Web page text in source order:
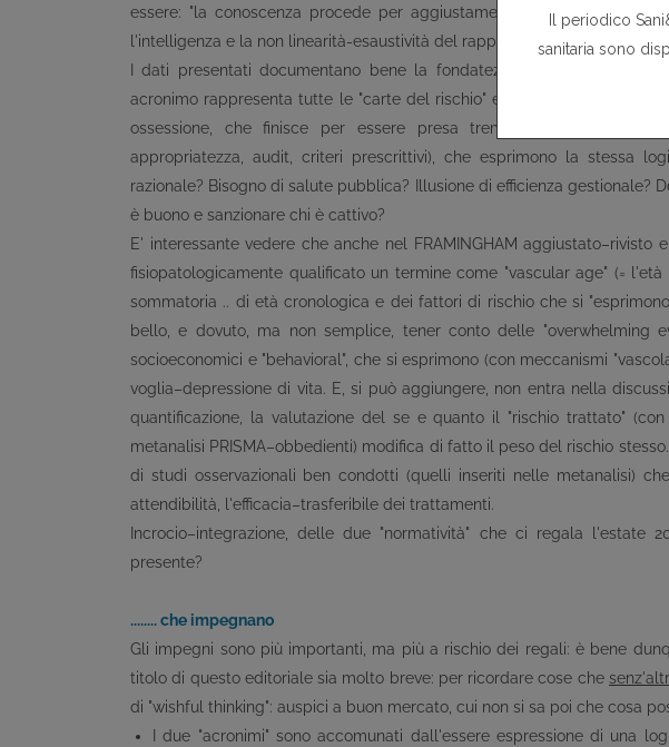
essere: "la conoscenza procede per aggiustamenti, che devono
l'intelligenza e la non linearità-esaustività del rapporto tra risultati
I dati presentati documentano bene la fondatezza di questa
acronimo rappresenta tutte le "carte del rischio" e loro equivalenti
ossessione, che finisce per essere presa tremendamente sul
appropriatezza, audit, criteri prescrittivi), che esprimono la stessa
razionale? Bisogno di salute pubblica? Illusione di efficienza gestionale?
è buono e sanzionare chi è cattivo?
E' interessante vedere che anche nel FRAMINGHAM
fisiopatologicamente qualificato un termine come "vascular age" (=
sommatoria .. di età cronologica e dei fattori di rischio che si
bello, e dovuto, ma non semplice, tener conto delle "overwhelming
socioeconomici e "behavioral", che si esprimono (con meccanismi
voglia–depressione di vita. E, si può aggiungere, non entra nella
quantificazione, la valutazione del se e quanto il "rischio trattato"
metanalisi PRISMA–obbedienti) modifica di fatto il peso del rischio
di studi osservazionali ben condotti (quelli inseriti nelle metanalisi)
attendibilità, l'efficacia–trasferibile dei trattamenti.
Incrocio–integrazione, delle due "normatività" che ci regala
presente?
........ che impegnano
Gli impegni sono più importanti, ma più a rischio dei regali: è bene
titolo di questo editoriale sia molto breve: per ricordare cose che
di "wishful thinking": auspici a buon mercato, cui non si sa poi che cosa
I due "acronimi" sono accomunati dall'essere espressione di una